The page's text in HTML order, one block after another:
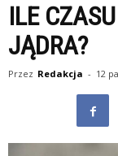
ILE
JĄDRA?
Przez Redakcja - 12